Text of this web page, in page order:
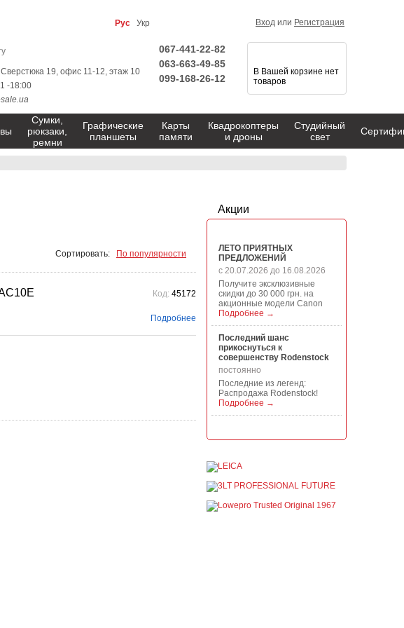
Сортировать: По популярности
Код: 45172
Подробнее
Акции
ЛЕТО ПРИЯТНЫХ
ПРЕДЛОЖЕНИЙ
с 20.07.2026 до 16.08.2026
Получите эксклюзивные
скидки до 30 000 грн. на
акционные модели Canon
Подробнее →
Последний шанс
прикоснуться к
совершенству Rodenstock
постоянно
Последние из легенд:
Распродажа Rodenstock!
Подробнее →
Manfrotto, National
продукции Manfrotto, National
гарантиров...
Подробнее →
Рус Укр Вход или Регистрация
Сверстюка 19, офис 11-12, этаж 10
-18:00
067-441-22-82
063-663-49-85
099-168-26-12
В Вашей корзине нет
товаров
Сумки,
рюкзаки,
ремни
Графические
планшеты
Карты
памяти
Квадрокоптеры
и дроны
Студийный
свет